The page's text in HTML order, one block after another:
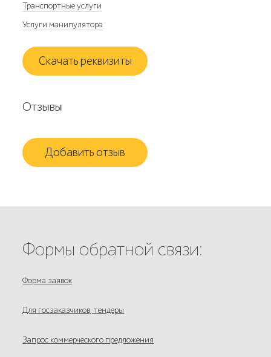
Транспортные услуги
Услуги манипулятора
Скачать реквизиты
Отзывы
Добавить отзыв
Формы обратной связи:
Форма заявок
Для госзаказчиков, тендеры
Запрос коммерческого предложения